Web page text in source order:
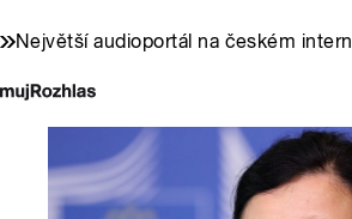
Největší audioportál na českém